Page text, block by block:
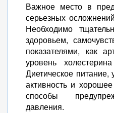
Важное место в
серьезных
Необходимо
здоровьем,
показателями, как
уровень
Диетическое
активность и
способы
давления.